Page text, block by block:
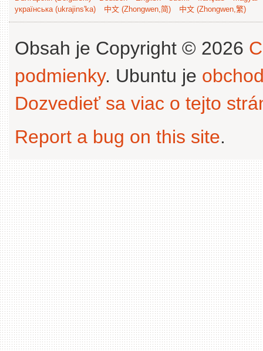
українська (ukrajins'ka)
中文 (Zhongwen,简) 中文 (Zhongwen,繁)
Obsah je Copyright © 2026
podmienky. Ubuntu je
Dozvedieť sa viac o tejto
Report a bug on this site.